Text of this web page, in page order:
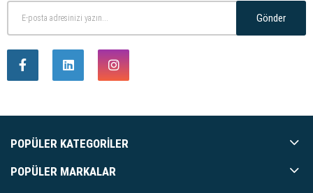
Gönder
POPÜLER KATEGORILER
POPÜLER MARKALAR